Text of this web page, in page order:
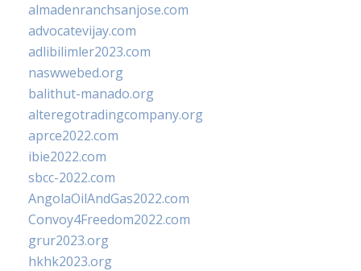
almadenranchsanjose.com
advocatevijay.com
adlibilimler2023.com
naswwebed.org
balithut-manado.org
alteregotradingcompany.org
aprce2022.com
ibie2022.com
sbcc-2022.com
AngolaOilAndGas2022.com
Convoy4Freedom2022.com
grur2023.org
hkhk2023.org